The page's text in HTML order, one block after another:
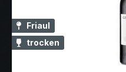
Friaul
trocken